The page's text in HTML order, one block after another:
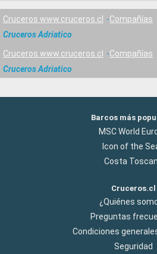
Cruceros www.cruceros.cl Compañías
Cruceros Adriatico
Cruceros www.cruceros.cl Compañías
Cruceros Adriatico
Barcos más
MSC World
Icon of the
Costa
Cruceros.cl
¿Quiénes
Preguntas
Condiciones
Seguridad